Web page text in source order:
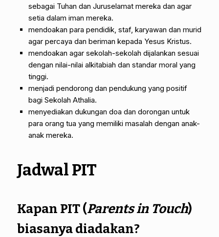
sebagai Tuhan dan Juruselamat mereka dan agar
setia dalam iman mereka.
mendoakan para pendidik, staf, karyawan dan murid
agar percaya dan beriman kepada Yesus Kristus.
mendoakan agar sekolah-sekolah dijalankan sesuai
dengan nilai-nilai alkitabiah dan standar moral yang
tinggi.
menjadi pendorong dan pendukung yang positif
bagi Sekolah Athalia.
menyediakan dukungan doa dan dorongan untuk
para orang tua yang memiliki masalah dengan anak-
anak mereka.
Jadwal PIT
Kapan PIT (Parents in Touch)
biasanya diadakan?